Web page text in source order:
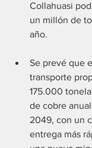
Collahuasi
un millón de
año.
Se prevé que
transporte
175.000
de cobre
2049, con un
entrega más